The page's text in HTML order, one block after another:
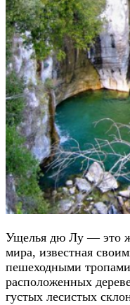
Ущелья дю Лу — это
мира, известная
пешеходными
расположенных
густых лесистых